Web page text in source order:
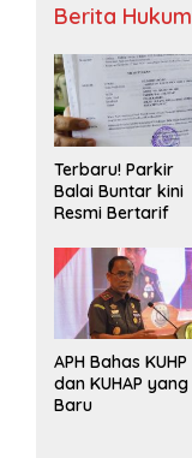
Berita Hukum
Terbaru! Parkir
Balai Buntar kini
Resmi Bertarif
APH Bahas KUHP
dan KUHAP yang
Baru